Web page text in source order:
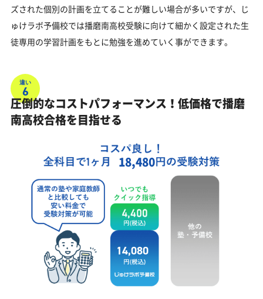
ズされた個別の計画を立てることが難しい場合が多いですが、じ
ゅけラボ予備校では播磨南高校受験に向けて細かく設定された生
徒専用の学習計画をもとに勉強を進めていく事ができます。
違い
6
圧倒的なコストパフォーマンス！低価格で播磨
南高校合格を目指せる
18,480
14,080